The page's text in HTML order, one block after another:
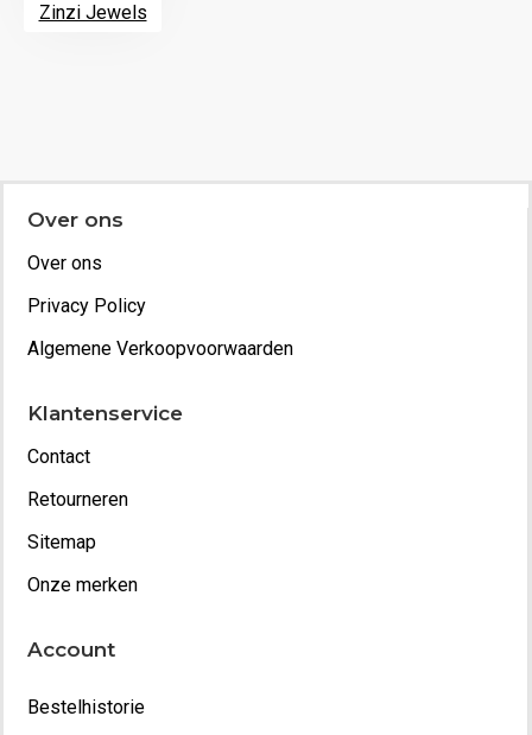
Zinzi Jewels
Over ons
Over ons
Privacy Policy
Algemene Verkoopvoorwaarden
Klantenservice
Contact
Retourneren
Sitemap
Onze merken
Account
Bestelhistorie